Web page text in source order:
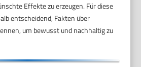
Effekte zu erzeugen. Für diese
entscheidend, Fakten über
um bewusst und nachhaltig zu